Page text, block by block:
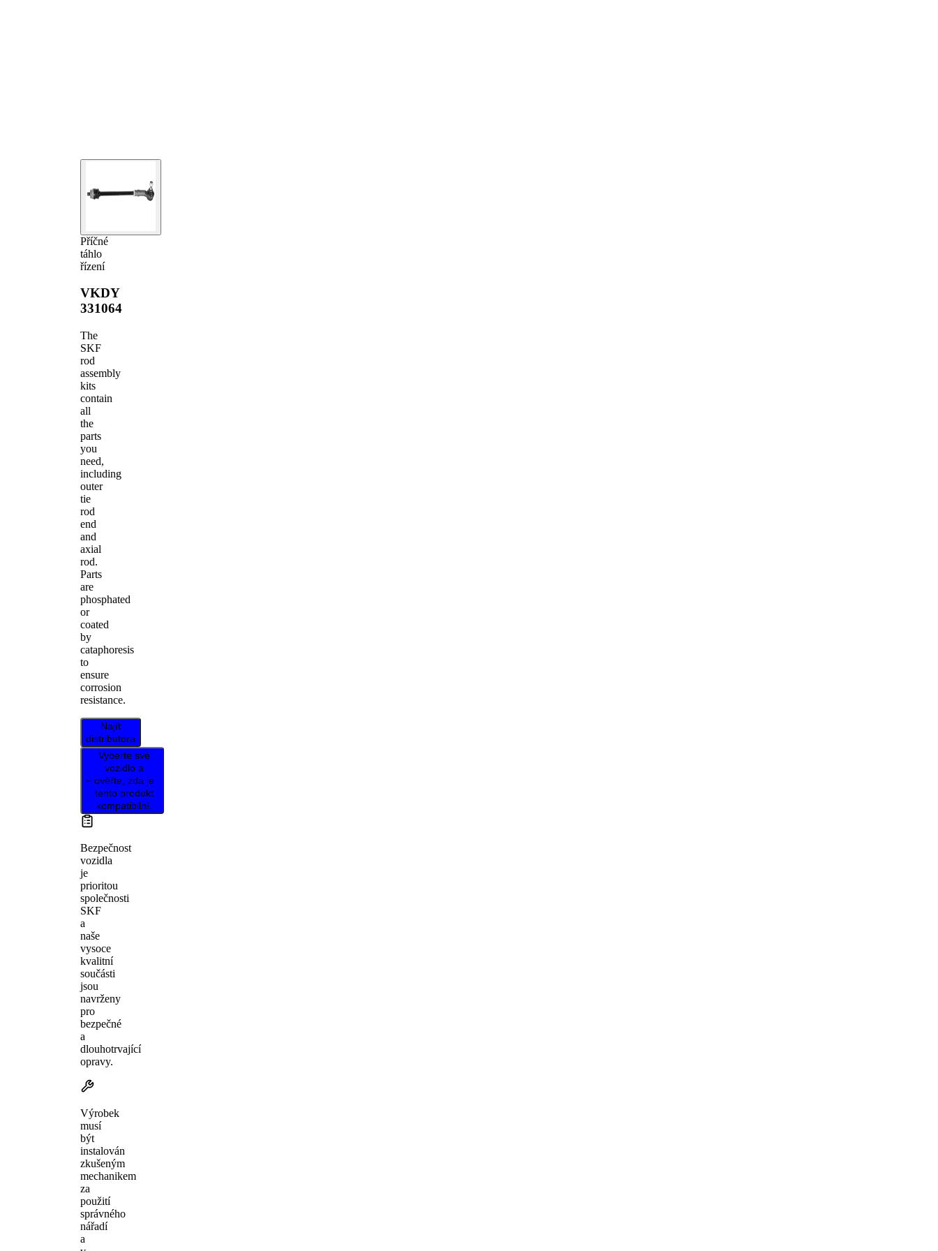
Příčné
táhlo
řízení
VKDY
331064
The
SKF
rod
assembly
kits
contain
all
the
parts
you
need,
including
outer
tie
rod
end
and
axial
rod.
Parts
are
phosphated
or
coated
by
cataphoresis
to
ensure
corrosion
resistance.
Najít
distributora
Vyberte své
vozidlo a
ověřte, zda je
tento produkt
kompatibilní.
Bezpečnost
vozidla
je
prioritou
společnosti
SKF
a
naše
vysoce
kvalitní
součásti
jsou
navrženy
pro
bezpečné
a
dlouhotrvající
opravy.
Výrobek
musí
být
instalován
zkušeným
mechanikem
za
použití
správného
nářadí
a